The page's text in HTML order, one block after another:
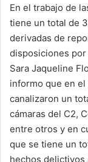
En el trabajo de
tiene un total de
derivadas de
disposiciones
Sara Jaqueline
informo que en
canalizaron un
cámaras del C2,
entre otros y en
que se tiene un
hechos delictivos